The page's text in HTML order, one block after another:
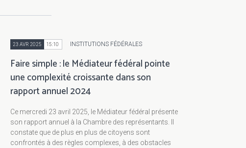
23 AVR 2025 15:10 INSTITUTIONS FÉDÉRALES
Faire simple : le Médiateur fédéral pointe
une complexité croissante dans son
rapport annuel 2024
Ce mercredi 23 avril 2025, le Médiateur fédéral présente
son rapport annuel à la Chambre des représentants. Il
constate que de plus en plus de citoyens sont
confrontés à des règles complexes, à des obstacles